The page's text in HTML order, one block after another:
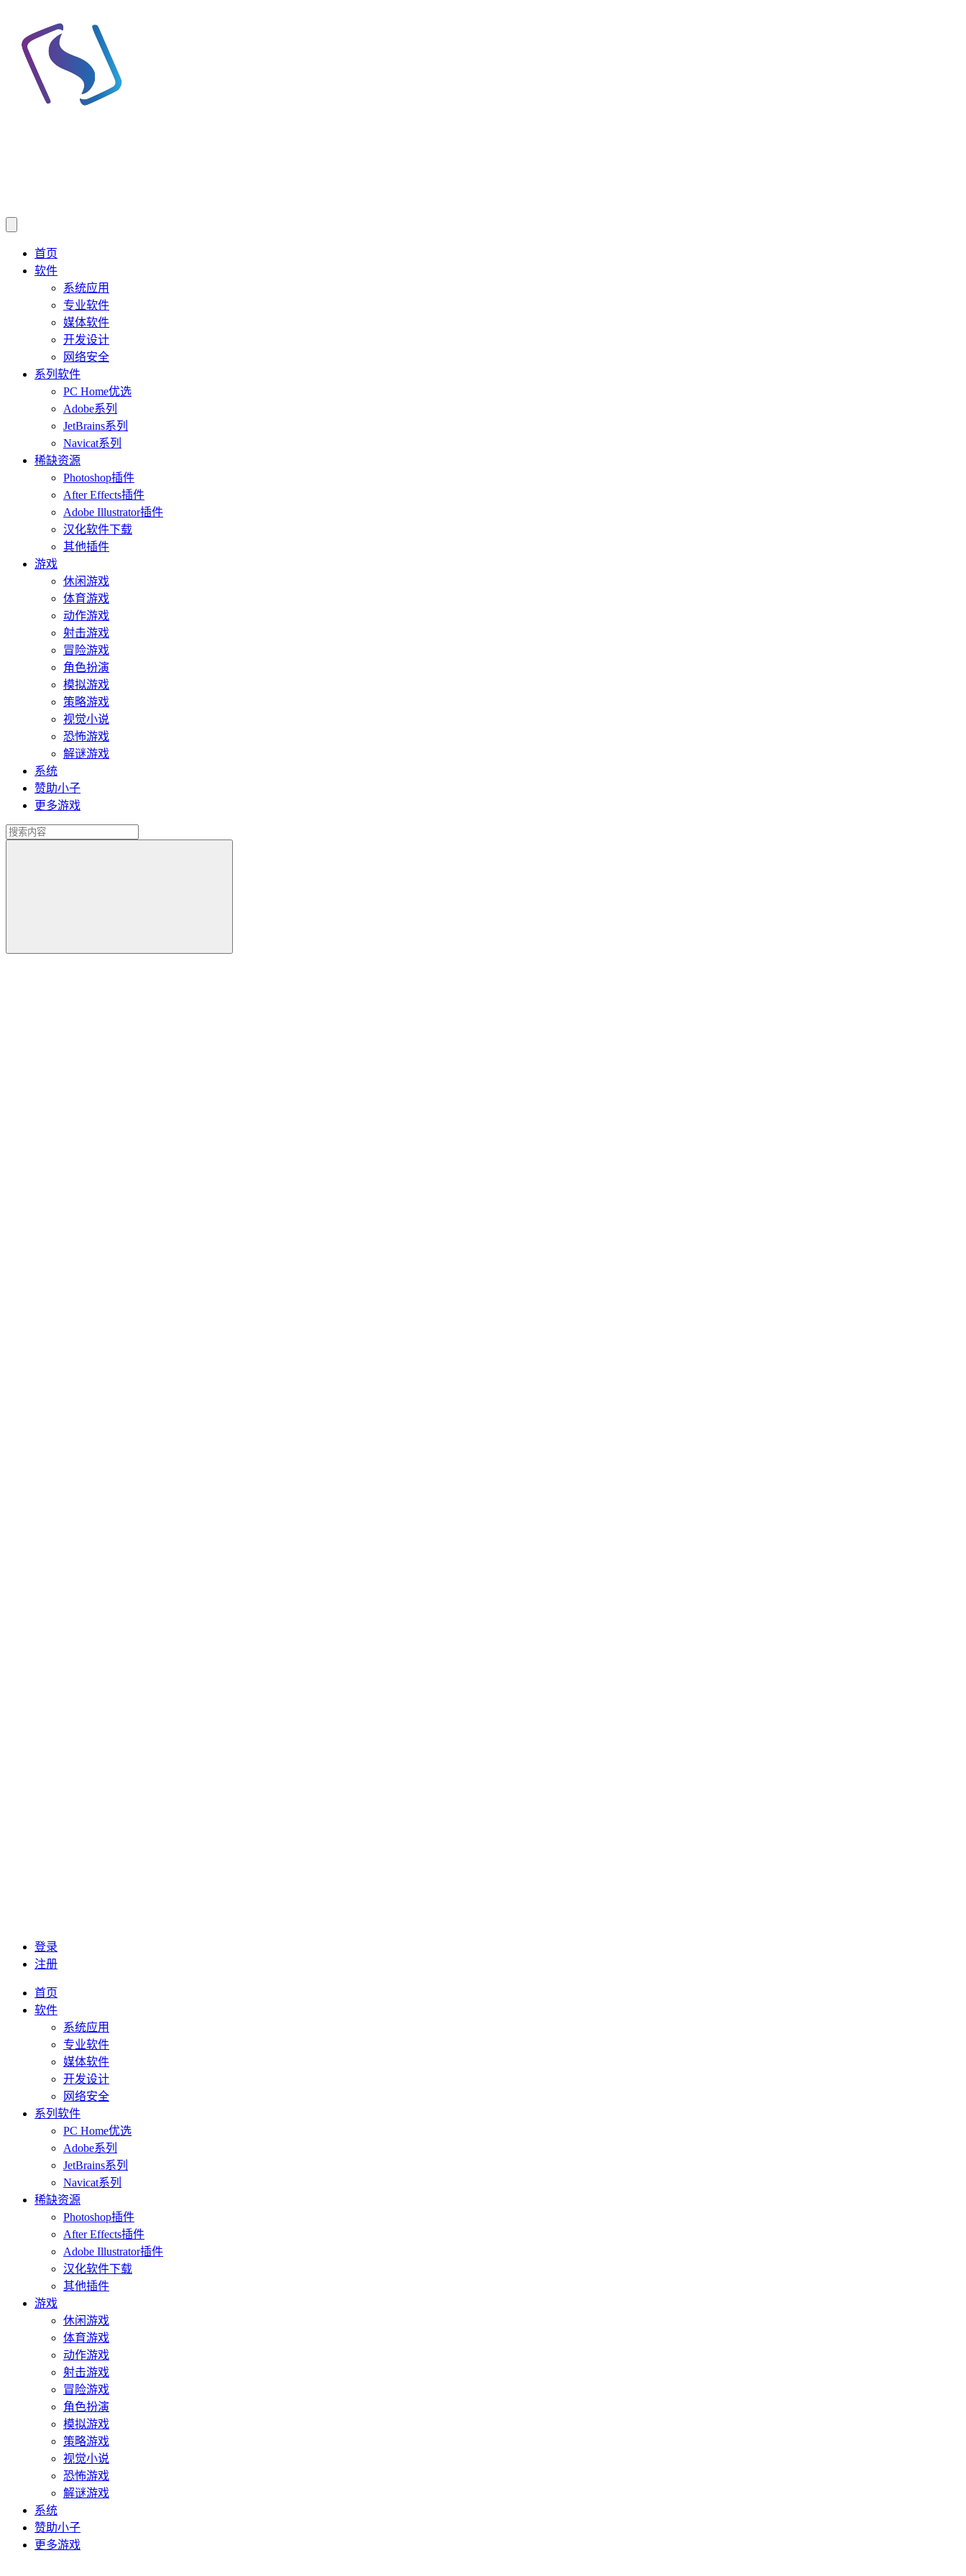
首页
软件
系统应用
专业软件
媒体软件
开发设计
网络安全
系列软件
PC Home优选
Adobe系列
JetBrains系列
Navicat系列
稀缺资源
Photoshop插件
After Effects插件
Adobe Illustrator插件
汉化软件下载
其他插件
游戏
休闲游戏
体育游戏
动作游戏
射击游戏
冒险游戏
角色扮演
模拟游戏
策略游戏
视觉小说
恐怖游戏
解谜游戏
系统
赞助小子
更多游戏
登录
注册
首页
软件
系统应用
专业软件
媒体软件
开发设计
网络安全
系列软件
PC Home优选
Adobe系列
JetBrains系列
Navicat系列
稀缺资源
Photoshop插件
After Effects插件
Adobe Illustrator插件
汉化软件下载
其他插件
游戏
休闲游戏
体育游戏
动作游戏
射击游戏
冒险游戏
角色扮演
模拟游戏
策略游戏
视觉小说
恐怖游戏
解谜游戏
系统
赞助小子
更多游戏